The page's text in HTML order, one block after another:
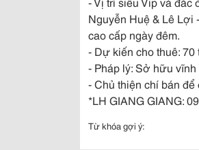
Nguyễn Huệ & Lê Lợi
cao cấp ngày đêm.
- Dự kiến cho thuê: 70
- Pháp lý: Sở hữu
- Chủ thiện chí bán
*LH GIANG GIANG:
Từ khóa gợi ý: